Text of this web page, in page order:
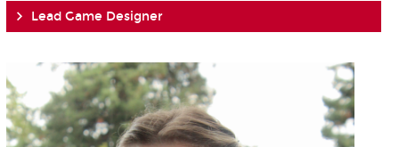
Lead Game Designer